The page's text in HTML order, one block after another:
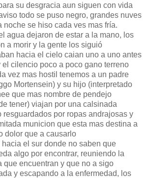
su desgracia aun siguen con vida
todo se puso negro, grandes nuves
noche se hiso cada ves mas fría.
agua dejaron de estar a la mano, los
a morir y la gente los siguió
hacia el cielo caian uno a uno antes
el cilencio poco a poco gano terreno
vez mas hostil tenemos a un padre
Mortensein) y su hijo (interpretado
que mas nombre de pendejo
tener) viajan por una calsinada
resguardados por ropas andrajosas y
municion que esta mas destina a
dolor que a causarlo
el sur donde no saben que
algo por encontrar, reuniendo la
que encuentran y que no a sigo
y escapando a la enfermedad, los